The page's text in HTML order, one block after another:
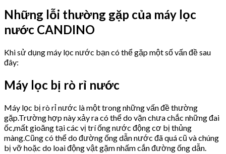
Những lỗi thường gặp của máy lọc
nước CANDINO
Khi sử dụng máy lọc nước bạn có thể gặp một số vấn đề sau
đây:
Máy lọc bị rò rỉ nước
Máy lọc bị rò rỉ nước là một trong những vấn đề thường
gặp.Trường hợp này xảy ra có thể do vặn chưa chắc những đai
ốc,mất gioăng tại các vị trí ống nước động cơ bị thủng
màng.Cũng có thể do đường ống dẫn nước đã quá cũ và chúng
bị vỡ hoặc do loai động vật gặm nhấm cắn đường ống dẫn.